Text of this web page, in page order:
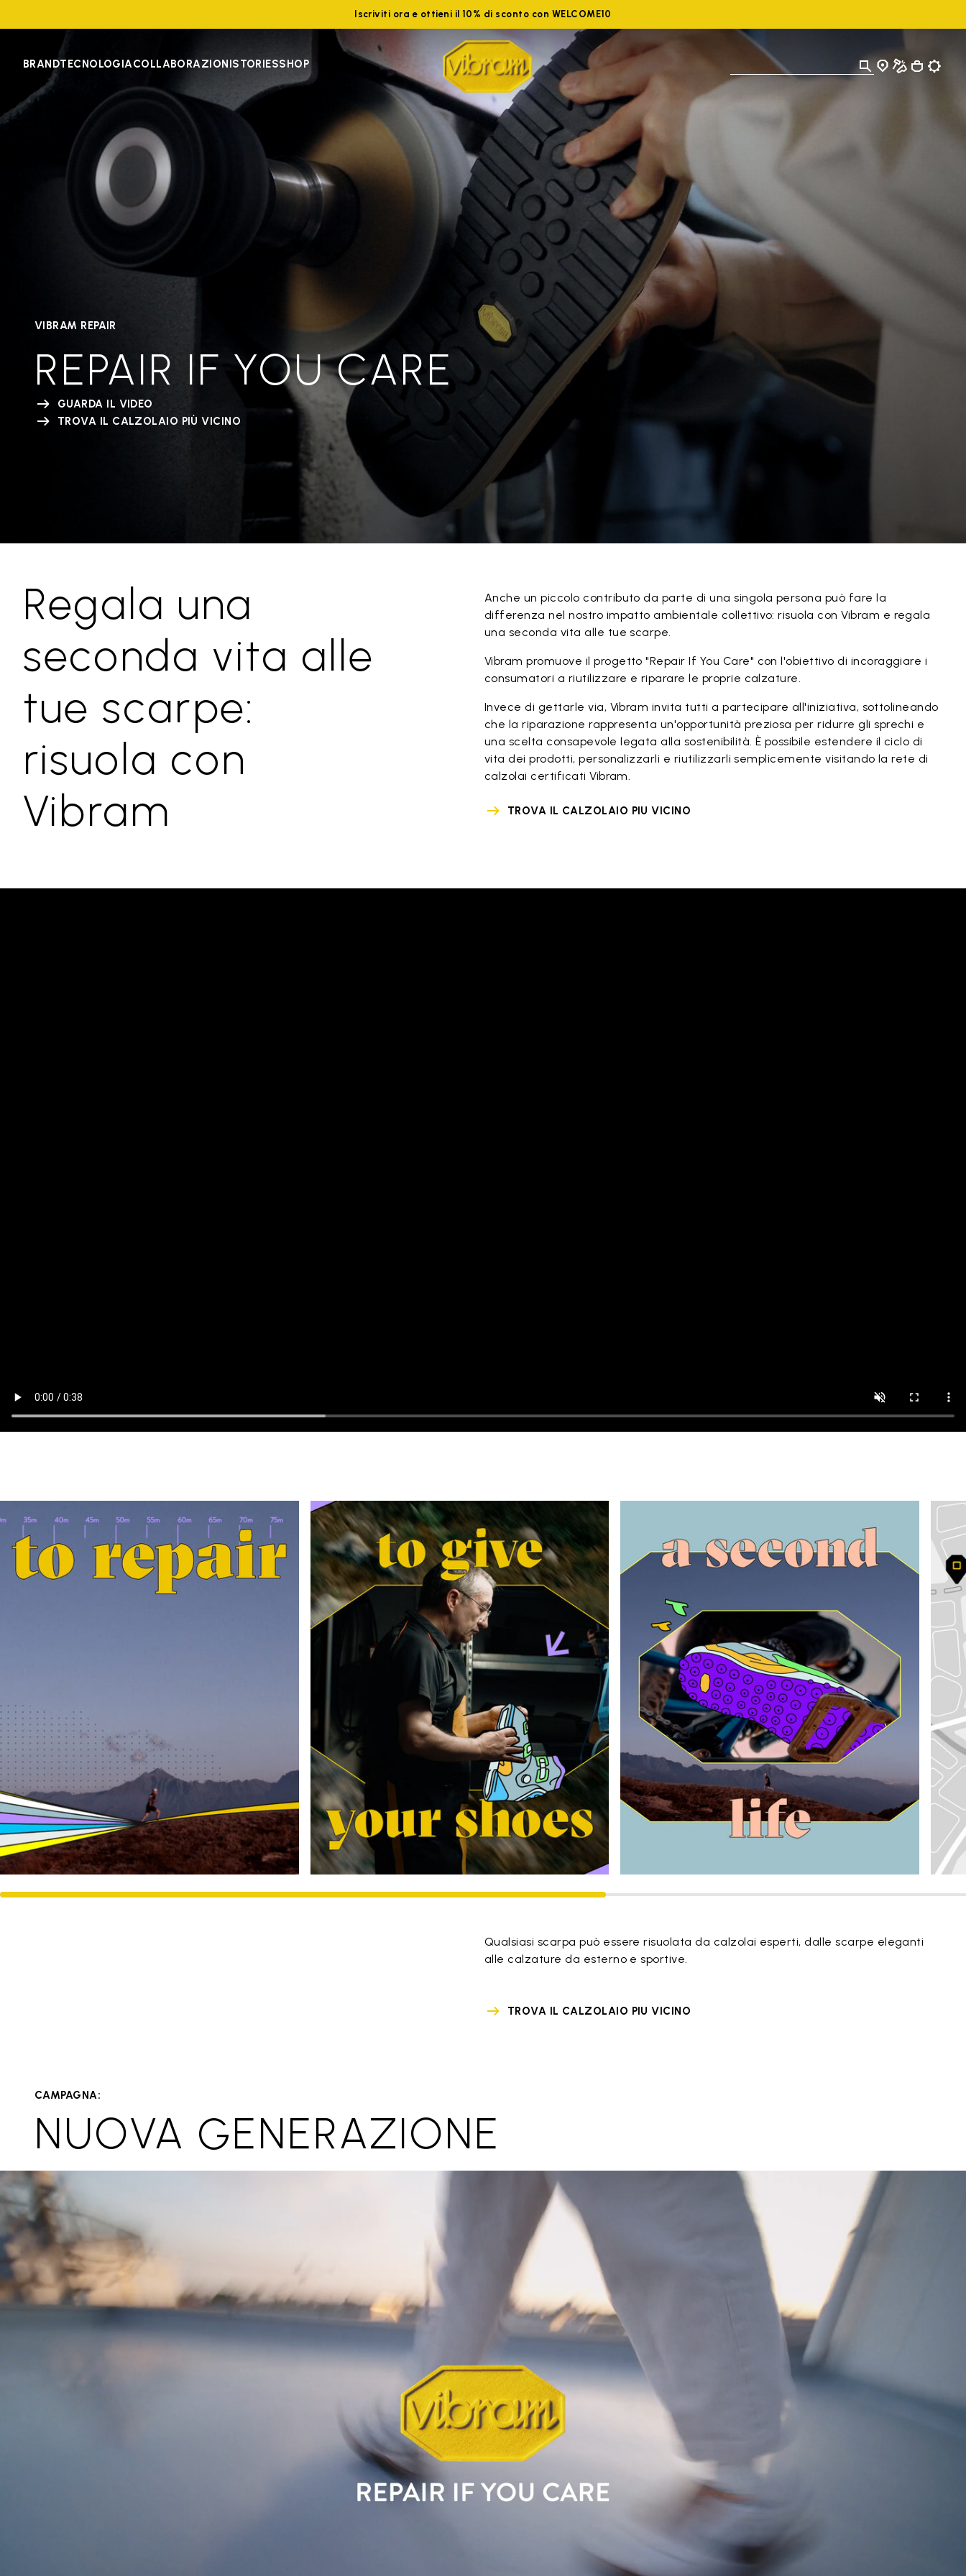
Iscriviti ora e ottieni il 10% di sconto con WELCOME10
BRANDTECNOLOGIACOLLABORAZIONISTORIESSHOP
VIBRAM REPAIR
REPAIR IF YOU CARE
GUARDA IL VIDEO
TROVA IL CALZOLAIO PIÙ VICINO
Regala una
seconda vita alle
tue scarpe:
risuola con
Vibram
Anche un piccolo contributo da parte di una singola persona può fare la
differenza nel nostro impatto ambientale collettivo: risuola con Vibram e regala
una seconda vita alle tue scarpe.
Vibram promuove il progetto "Repair If You Care" con l'obiettivo di incoraggiare i
consumatori a riutilizzare e riparare le proprie calzature.
Invece di gettarle via, Vibram invita tutti a partecipare all'iniziativa, sottolineando
che la riparazione rappresenta un'opportunità preziosa per ridurre gli sprechi e
una scelta consapevole legata alla sostenibilità. È possibile estendere il ciclo di
vita dei prodotti, personalizzarli e riutilizzarli semplicemente visitando la rete di
calzolai certificati Vibram.
TROVA IL CALZOLAIO PIU VICINO
Qualsiasi scarpa può essere risuolata da calzolai esperti, dalle scarpe eleganti
alle calzature da esterno e sportive.
TROVA IL CALZOLAIO PIU VICINO
CAMPAGNA:
NUOVA GENERAZIONE